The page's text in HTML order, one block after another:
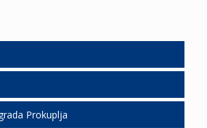
ulaganjima
Prokuplja